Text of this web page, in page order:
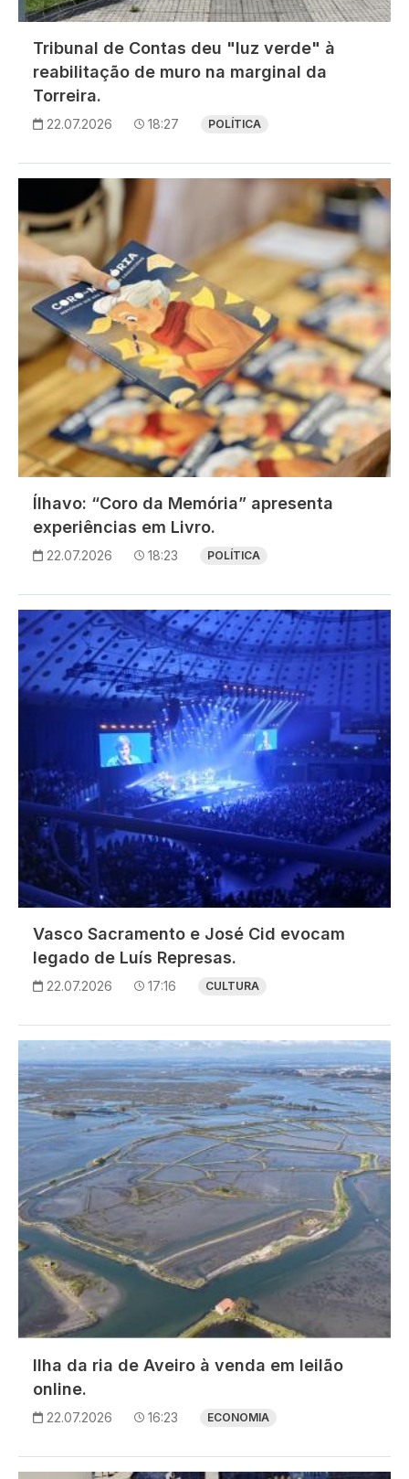
Tribunal de Contas deu "luz verde" à
reabilitação de muro na marginal da
Torreira.
22.07.2026 18:27 POLÍTICA
Ílhavo: “Coro da Memória” apresenta
experiências em Livro.
22.07.2026 18:23 POLÍTICA
Imagem
Vasco Sacramento e José Cid evocam
legado de Luís Represas.
22.07.2026 17:16 CULTURA
Imagem
Ilha da ria de Aveiro à venda em leilão
online.
22.07.2026 16:23 ECONOMIA